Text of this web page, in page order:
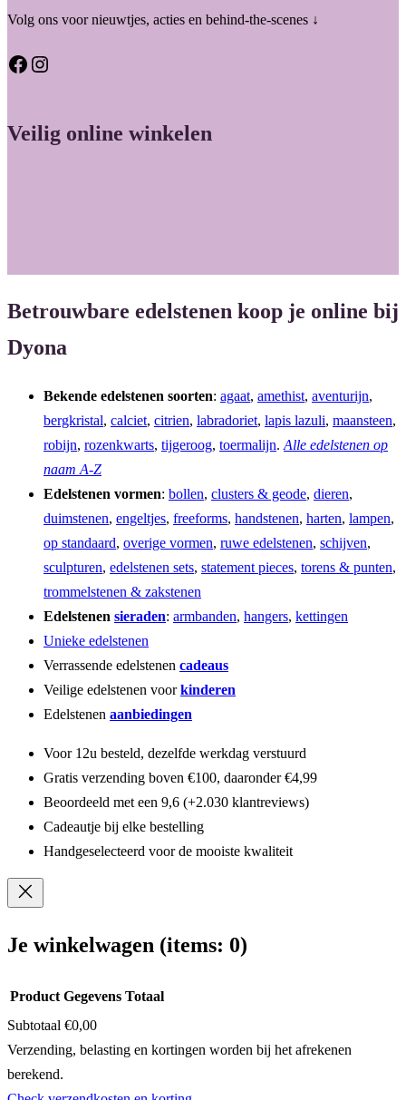
Volg ons voor nieuwtjes, acties en behind-the-scenes ↓
Facebook Instagram
Veilig online winkelen
Betrouwbare edelstenen koop je online bij
Dyona
Bekende edelstenen soorten: agaat, amethist, aventurijn,
bergkristal, calciet, citrien, labradoriet, lapis lazuli, maansteen,
robijn, rozenkwarts, tijgeroog, toermalijn. Alle edelstenen op
naam A-Z
Edelstenen vormen: bollen, clusters & geode, dieren,
duimstenen, engeltjes, freeforms, handstenen, harten, lampen,
op standaard, overige vormen, ruwe edelstenen, schijven,
sculpturen, edelstenen sets, statement pieces, torens & punten,
trommelstenen & zakstenen
Edelstenen sieraden: armbanden, hangers, kettingen
Unieke edelstenen
Verrassende edelstenen cadeaus
Veilige edelstenen voorkinderen
Edelstenen aanbiedingen
Voor 12u besteld, dezelfde werkdag verstuurd
Gratis verzending boven €100, daaronder €4,99
Beoordeeld met een 9,6 (+2.030 klantreviews)
Cadeautje bij elke bestelling
Handgeselecteerd voor de mooiste kwaliteit
Je winkelwagen (items: 0)
Producten
in
Product Gegevens Totaal
Subtotaal €0,00
Verzending, belasting en kortingen worden bij het afrekenen
berekend.